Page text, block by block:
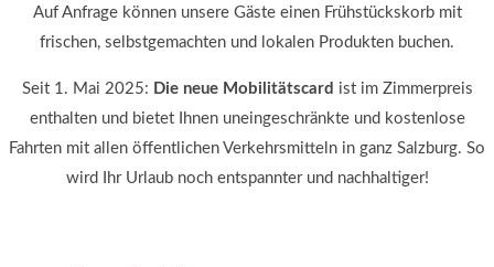
Auf Anfrage können unsere Gäste einen Frühstückskorb mit
frischen, selbstgemachten und lokalen Produkten buchen.
Seit 1. Mai 2025: Die neue Mobilitätscard ist im Zimmerpreis
enthalten und bietet Ihnen uneingeschränkte und kostenlose
Fahrten mit allen öffentlichen Verkehrsmitteln in ganz Salzburg. So
wird Ihr Urlaub noch entspannter und nachhaltiger!